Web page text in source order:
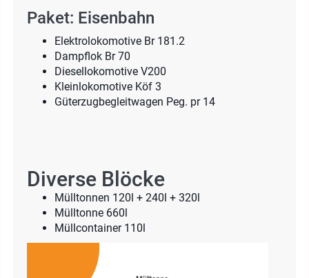
Paket: Eisenbahn
Elektrolokomotive Br 181.2
Dampflok Br 70
Diesellokomotive V200
Kleinlokomotive Köf 3
Güterzugbegleitwagen Peg. pr 14
Diverse Blöcke
Mülltonnen 120l + 240l + 320l
Mülltonne 660l
Müllcontainer 110l